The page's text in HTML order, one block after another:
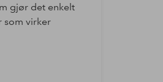
gjør det enkelt
som virker